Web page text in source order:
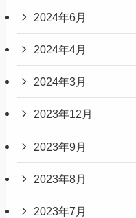
2024年6月
2024年4月
2024年3月
2023年12月
2023年9月
2023年8月
2023年7月